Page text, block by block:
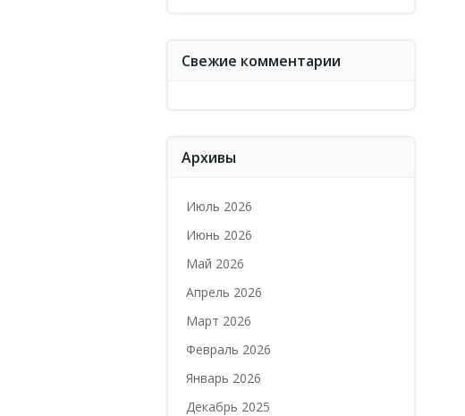
Свежие комментарии
Архивы
Июль 2026
Июнь 2026
Май 2026
Апрель 2026
Март 2026
Февраль 2026
Январь 2026
Декабрь 2025